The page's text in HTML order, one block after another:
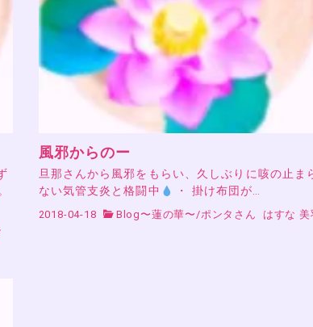
風邪からのー
旦那さんから風邪をもらい、久しぶりに咳の止ま
ない気管支炎と格闘中
・ 掛け布団が…
2018-04-18 Blog〜蓮の華〜 /ポンタさん はすな 美